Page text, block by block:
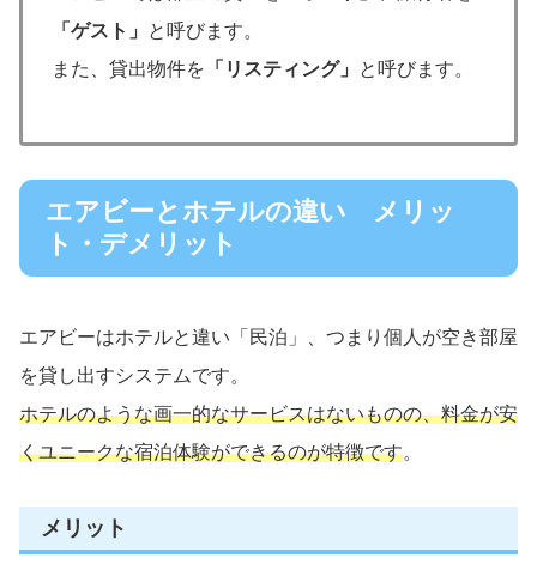
「ゲスト」
と呼びます。
また、貸出物件を 「リスティング」 と呼びます。
エアビーとホテルの違い メリッ
ト・デメリット
エアビーはホテルと違い「民泊」、つまり個人が空き部屋
を貸し出すシステムです。
ホテルのような画一的なサービスはないものの、料金が安
くユニークな宿泊体験ができるのが特徴です。
メリット